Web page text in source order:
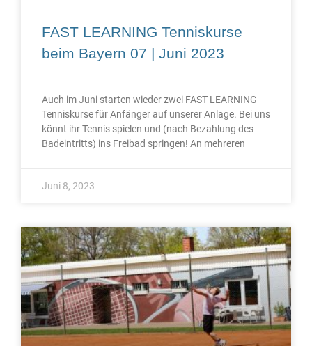
FAST LEARNING Tenniskurse
beim Bayern 07 | Juni 2023
Auch im Juni starten wieder zwei FAST LEARNING
Tenniskurse für Anfänger auf unserer Anlage. Bei uns
könnt ihr Tennis spielen und (nach Bezahlung des
Badeintritts) ins Freibad springen! An mehreren
Juni 8, 2023